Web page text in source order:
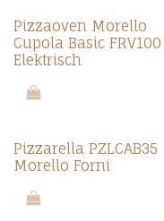
Pizzaoven Morello
Cupola Basic FRV100
Elektrisch
Pizzarella PZLCAB35
Morello Forni